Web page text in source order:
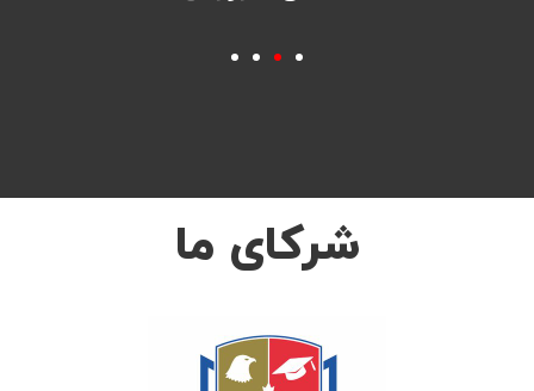
شرکای ما